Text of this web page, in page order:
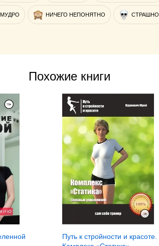
МУДРО НИЧЕГО НЕПОНЯТНО СТРАШНО
Похожие книги
Путь к стройности и красоте.